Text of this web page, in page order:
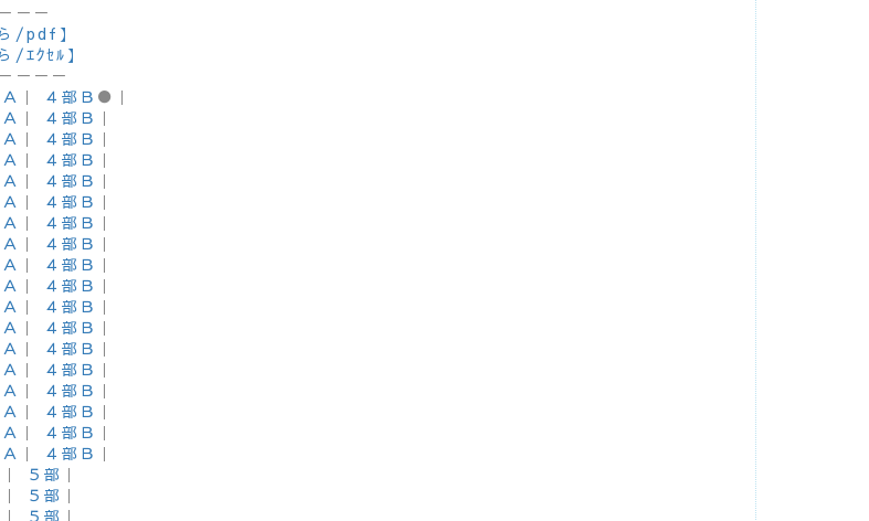
－－
/pdf】
/ｴｸｾﾙ】
－－－
｜ ４部Ｂ ●｜
｜ ４部Ｂ ｜
｜ ４部Ｂ ｜
｜ ４部Ｂ ｜
｜ ４部Ｂ ｜
｜ ４部Ｂ ｜
｜ ４部Ｂ ｜
｜ ４部Ｂ ｜
｜ ４部Ｂ ｜
｜ ４部Ｂ ｜
｜ ４部Ｂ ｜
｜ ４部Ｂ ｜
｜ ４部Ｂ ｜
｜ ４部Ｂ ｜
｜ ４部Ｂ ｜
｜ ４部Ｂ ｜
｜ ４部Ｂ ｜
｜ ４部Ｂ ｜
｜ ５部 ｜
｜ ５部 ｜
｜ ５部 ｜